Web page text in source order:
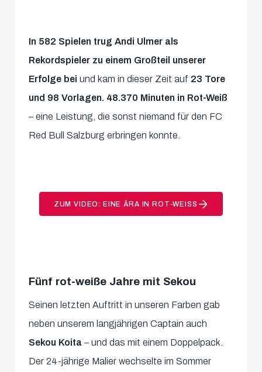
In 582 Spielen trug Andi Ulmer als
Rekordspieler zu einem Großteil unserer
Erfolge beiund kam in dieser Zeit auf 23 Tore
und 98 Vorlagen. 48.370 Minuten in Rot-Weiß
– eine Leistung, die sonst niemand für den FC
Red Bull Salzburg erbringen konnte.
ZUM VIDEO: EINE ÄRA IN ROT-WEISS
Fünf rot-weiße Jahre mit Sekou
Seinen letzten Auftritt in unseren Farben gab
neben unserem langjährigen Captain auch
Sekou Koita – und das mit einem Doppelpack.
Der 24-jährige Malier wechselte im Sommer